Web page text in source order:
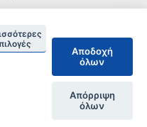
Powered by Aboutnet
Αποδοχή
όλων
Απόρριψη
όλων